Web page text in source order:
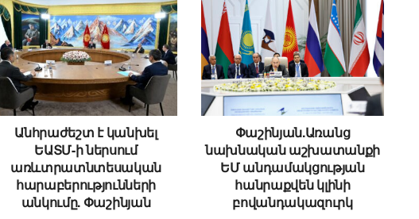
Անհրաժեշտ է կանխել
ԵԱՏՄ-ի ներսում
առևտրատնտեսական
հարաբերությունների
անկումը. Փաշինյան
Փաշինյան.Առանց
նախնական աշխատանքի
ԵՄ անդամակցության
հանրաքվեն կլինի
բովանդակազուրկ